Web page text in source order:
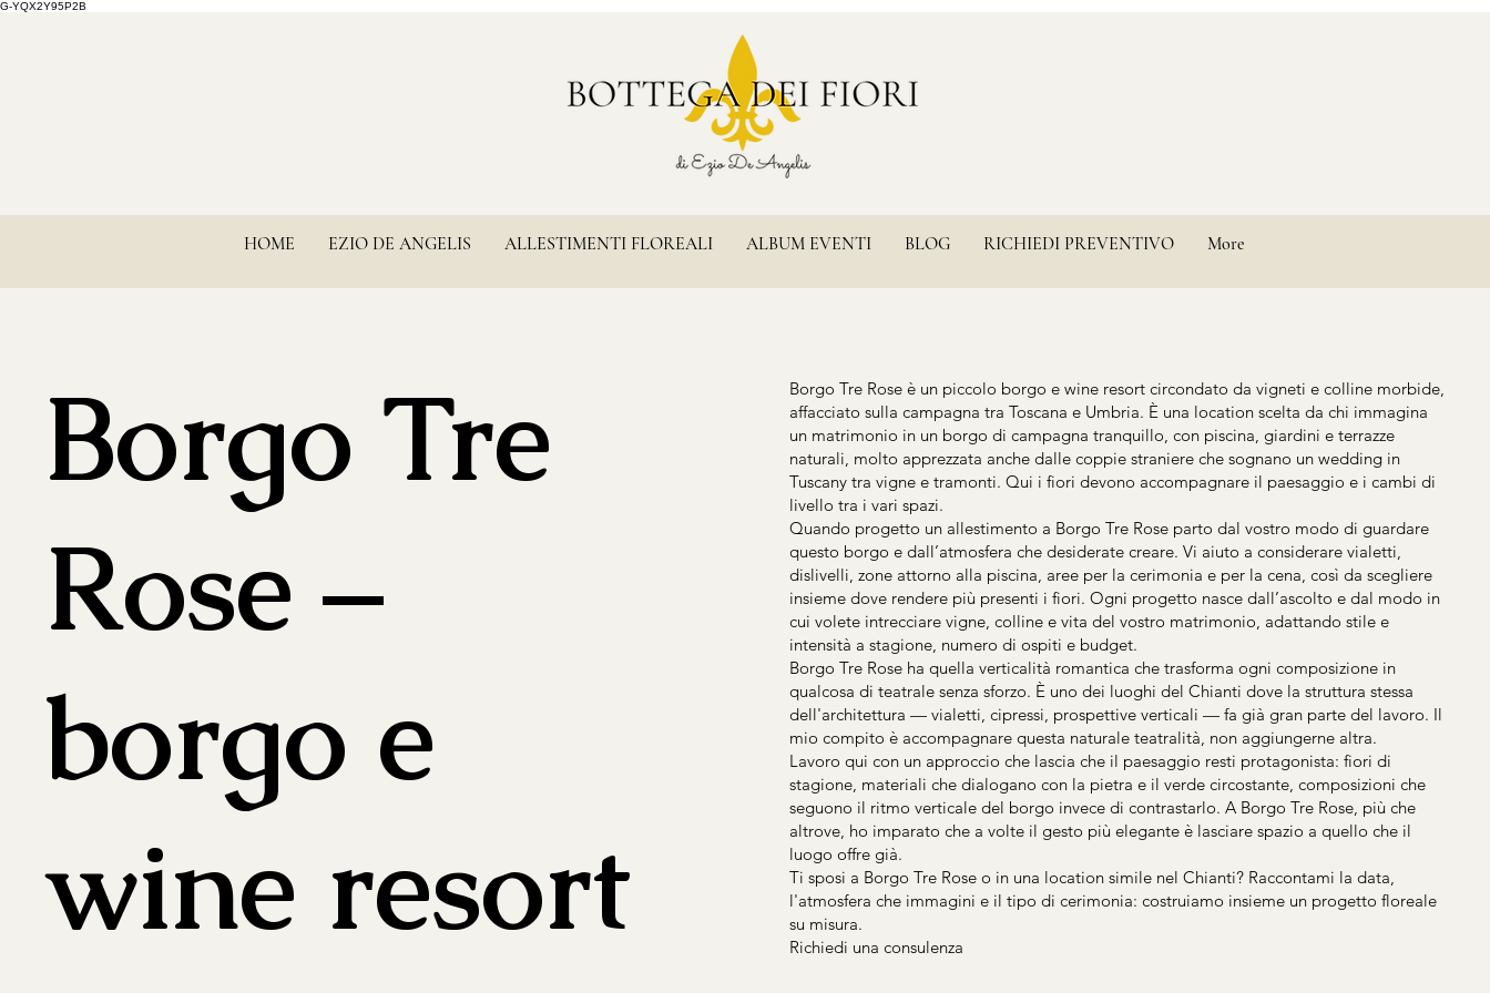
G-YQX2Y95P2B
HOME EZIO DE ANGELIS ALLESTIMENTI FLOREALI ALBUM EVENTI BLOG RICHIEDI PREVENTIVO More
Borgo Tre
Rose –
borgo e
wine resort
Borgo Tre Rose è un piccolo borgo e wine resort circondato da vigneti e colline morbide,
affacciato sulla campagna tra Toscana e Umbria. È una location scelta da chi immagina
un matrimonio in un borgo di campagna tranquillo, con piscina, giardini e terrazze
naturali, molto apprezzata anche dalle coppie straniere che sognano un wedding in
Tuscany tra vigne e tramonti. Qui i fiori devono accompagnare il paesaggio e i cambi di
livello tra i vari spazi.
Quando progetto un allestimento a Borgo Tre Rose parto dal vostro modo di guardare
questo borgo e dall’atmosfera che desiderate creare. Vi aiuto a considerare vialetti,
dislivelli, zone attorno alla piscina, aree per la cerimonia e per la cena, così da scegliere
insieme dove rendere più presenti i fiori. Ogni progetto nasce dall’ascolto e dal modo in
cui volete intrecciare vigne, colline e vita del vostro matrimonio, adattando stile e
intensità a stagione, numero di ospiti e budget.
Borgo Tre Rose ha quella verticalità romantica che trasforma ogni composizione in
qualcosa di teatrale senza sforzo. È uno dei luoghi del Chianti dove la struttura stessa
dell'architettura — vialetti, cipressi, prospettive verticali — fa già gran parte del lavoro. Il
mio compito è accompagnare questa naturale teatralità, non aggiungerne altra.
Lavoro qui con un approccio che lascia che il paesaggio resti protagonista: fiori di
stagione, materiali che dialogano con la pietra e il verde circostante, composizioni che
seguono il ritmo verticale del borgo invece di contrastarlo. A Borgo Tre Rose, più che
altrove, ho imparato che a volte il gesto più elegante è lasciare spazio a quello che il
luogo offre già.
Ti sposi a Borgo Tre Rose o in una location simile nel Chianti? Raccontami la data,
l'atmosfera che immagini e il tipo di cerimonia: costruiamo insieme un progetto floreale
su misura.
Richiedi una consulenza